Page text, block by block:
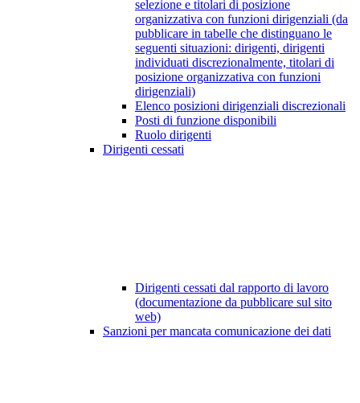
selezione e titolari di posizione
organizzativa con funzioni dirigenziali (da
pubblicare in tabelle che distinguano le
seguenti situazioni: dirigenti, dirigenti
individuati discrezionalmente, titolari di
posizione organizzativa con funzioni
dirigenziali)
Elenco posizioni dirigenziali discrezionali
Posti di funzione disponibili
Ruolo dirigenti
Dirigenti cessati
Dirigenti cessati dal rapporto di lavoro
(documentazione da pubblicare sul sito
web)
Sanzioni per mancata comunicazione dei dati